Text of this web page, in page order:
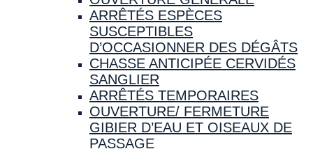
ARRÊTÉS ESPÈCES
SUSCEPTIBLES
D’OCCASIONNER DES DÉGÂTS
CHASSE ANTICIPÉE CERVIDÉS
SANGLIER
ARRÊTÉS TEMPORAIRES
OUVERTURE/ FERMETURE
GIBIER D’EAU ET OISEAUX DE
PASSAGE